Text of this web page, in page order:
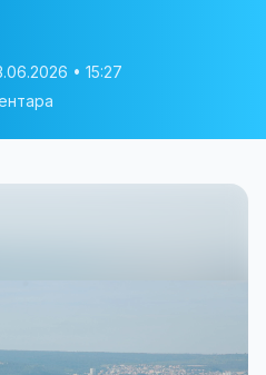
• 15:27